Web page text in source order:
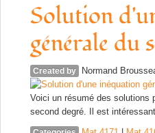
Solution
générale du
Created by Normand
Voici un résumé des solutions
second degré. Il est